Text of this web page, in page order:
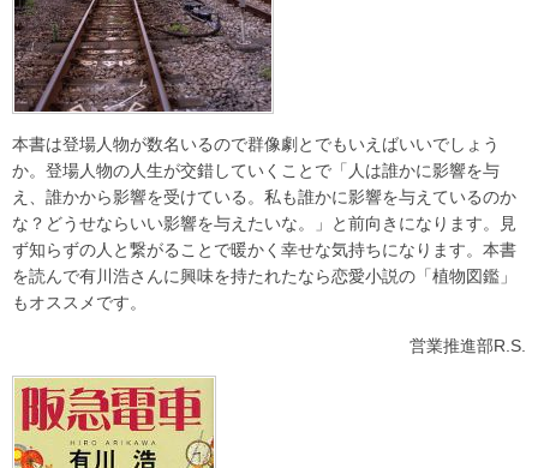
本書は登場人物が数名いるので群像劇とでもいえばいいでしょう
か。登場人物の人生が交錯していくことで「人は誰かに影響を与
え、誰かから影響を受けている。私も誰かに影響を与えているのか
な？どうせならいい影響を与えたいな。」と前向きになります。見
ず知らずの人と繋がることで暖かく幸せな気持ちになります。本書
を読んで有川浩さんに興味を持たれたなら恋愛小説の「植物図鑑」
もオススメです。
営業推進部R.S.